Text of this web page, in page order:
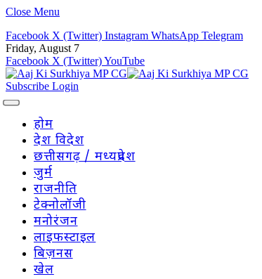
Close Menu
Facebook X (Twitter) Instagram WhatsApp Telegram
Friday, August 7
Facebook X (Twitter)YouTube
Subscribe Login
होम
देश विदेश
छत्तीसगढ़ / मध्यप्रदेश
जुर्म
राजनीति
टेक्नोलॉजी
मनोरंजन
लाइफस्टाइल
बिज़नस
खेल